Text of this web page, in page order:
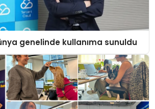
genelinde kullanıma sunuldu